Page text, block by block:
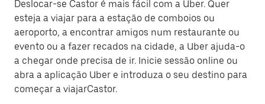
Deslocar-se Castor é mais fácil com a Uber. Quer
esteja a viajar para a estação de comboios ou
aeroporto, a encontrar amigos num restaurante ou
evento ou a fazer recados na cidade, a Uber ajuda-o
a chegar onde precisa de ir. Inicie sessão online ou
abra a aplicação Uber e introduza o seu destino para
começar a viajarCastor.